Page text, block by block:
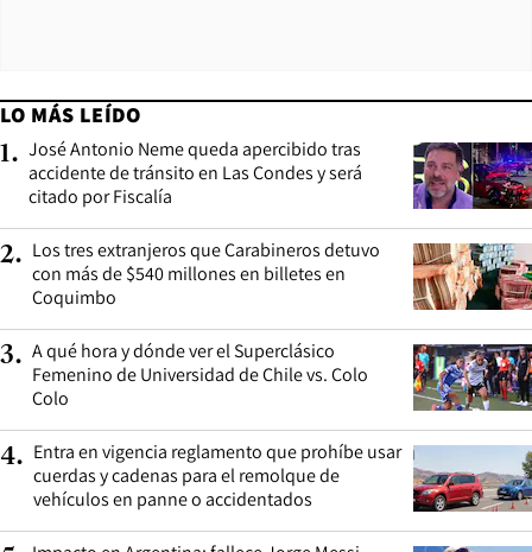
LO MÁS LEÍDO
1. José Antonio Neme queda apercibido tras
accidente de tránsito en Las Condes y será
citado por Fiscalía
2. Los tres extranjeros que Carabineros detuvo
con más de $540 millones en billetes en
Coquimbo
3. A qué hora y dónde ver el Superclásico
Femenino de Universidad de Chile vs. Colo
Colo
4. Entra en vigencia reglamento que prohíbe usar
cuerdas y cadenas para el remolque de
vehículos en panne o accidentados